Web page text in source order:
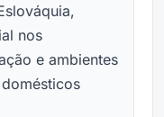
nos
e ambientes